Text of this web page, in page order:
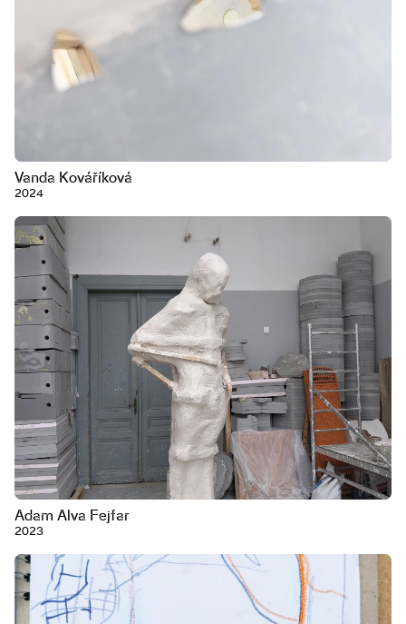
Vanda Kováříková
2024
Adam Alva Fejfar
2023